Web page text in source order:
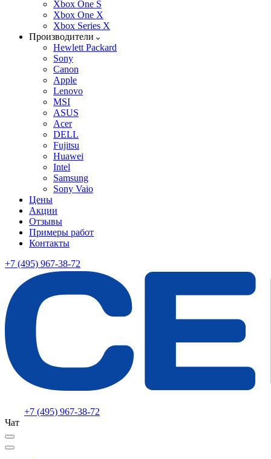
Xbox One S
Xbox One X
Xbox Series X
Производители
Hewlett Packard
Sony
Canon
Apple
Lenovo
MSI
ASUS
Acer
DELL
Fujitsu
Huawei
Intel
Samsung
Sony Vaio
Цены
Акции
Отзывы
Примеры работ
Контакты
+7 (495) 967-38-72
+7 (495) 967-38-72
Чат